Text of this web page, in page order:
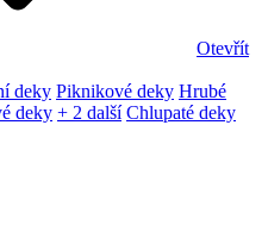
Otevřít
deky Piknikové deky Hrubé
deky + 2 další Chlupaté deky